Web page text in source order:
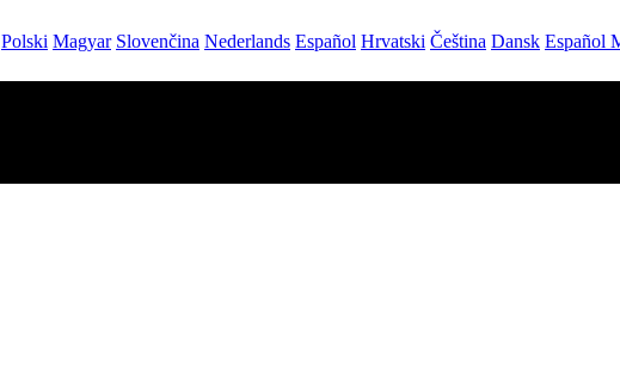
Polski Magyar Slovenčina Nederlands Español Hrvatski Čeština Dansk Español